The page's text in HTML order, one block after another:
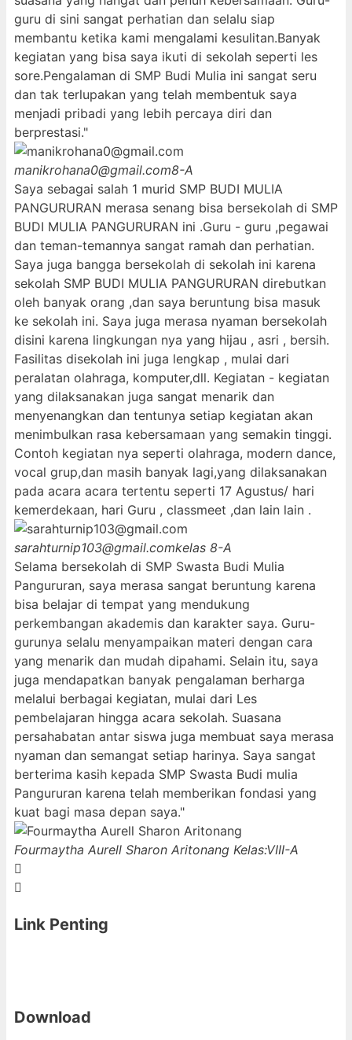
guru di sini sangat perhatian dan selalu siap
membantu ketika kami mengalami kesulitan.Banyak
kegiatan yang bisa saya ikuti di sekolah seperti les
sore.Pengalaman di SMP Budi Mulia ini sangat seru
dan tak terlupakan yang telah membentuk saya
menjadi pribadi yang lebih percaya diri dan
berprestasi."
manikrohana0@gmail.com8-A
Saya sebagai salah 1 murid SMP BUDI MULIA
PANGURURAN merasa senang bisa bersekolah di SMP
BUDI MULIA PANGURURAN ini .Guru - guru ,pegawai
dan teman-temannya sangat ramah dan perhatian.
Saya juga bangga bersekolah di sekolah ini karena
sekolah SMP BUDI MULIA PANGURURAN direbutkan
oleh banyak orang ,dan saya beruntung bisa masuk
ke sekolah ini. Saya juga merasa nyaman bersekolah
disini karena lingkungan nya yang hijau , asri , bersih.
Fasilitas disekolah ini juga lengkap , mulai dari
peralatan olahraga, komputer,dll. Kegiatan - kegiatan
yang dilaksanakan juga sangat menarik dan
menyenangkan dan tentunya setiap kegiatan akan
menimbulkan rasa kebersamaan yang semakin tinggi.
Contoh kegiatan nya seperti olahraga, modern dance,
vocal grup,dan masih banyak lagi,yang dilaksanakan
pada acara acara tertentu seperti 17 Agustus/ hari
kemerdekaan, hari Guru , classmeet ,dan lain lain .
sarahturnip103@gmail.comkelas 8-A
Selama bersekolah di SMP Swasta Budi Mulia
Pangururan, saya merasa sangat beruntung karena
bisa belajar di tempat yang mendukung
perkembangan akademis dan karakter saya. Guru-
gurunya selalu menyampaikan materi dengan cara
yang menarik dan mudah dipahami. Selain itu, saya
juga mendapatkan banyak pengalaman berharga
melalui berbagai kegiatan, mulai dari Les
pembelajaran hingga acara sekolah. Suasana
persahabatan antar siswa juga membuat saya merasa
nyaman dan semangat setiap harinya. Saya sangat
berterima kasih kepada SMP Swasta Budi mulia
Pangururan karena telah memberikan fondasi yang
kuat bagi masa depan saya."
Fourmaytha Aurell Sharon Aritonang Kelas:VIII-A
Link Penting
Download